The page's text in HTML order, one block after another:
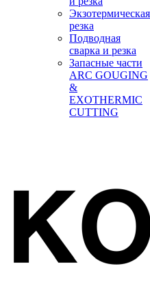
Экзотермическая
резка
Подводная
сварка и резка
Запасные части
ARC GOUGING
&
EXOTHERMIC
CUTTING